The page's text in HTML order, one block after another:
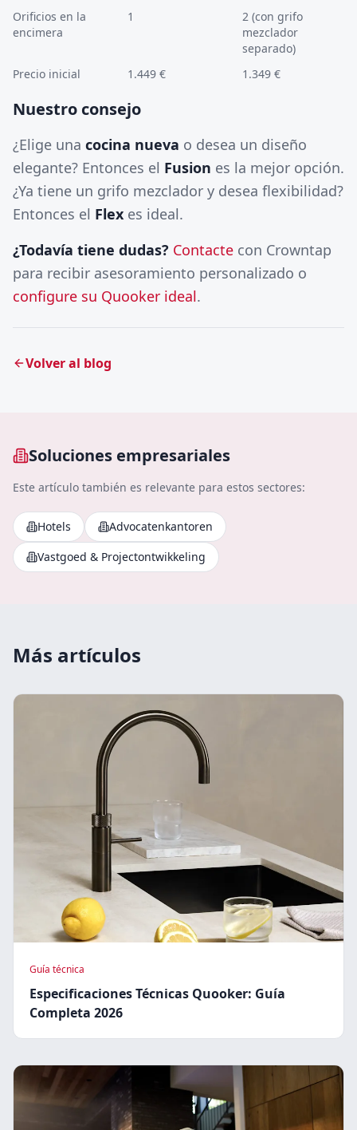
Orificios en la
encimera
1
2 (con grifo
mezclador
separado)
Precio inicial
1.449 € 1.349 €
Nuestro consejo
¿Elige una cocina nueva o desea un diseño
elegante? Entonces el Fusion es la mejor opción.
¿Ya tiene un grifo mezclador y desea flexibilidad?
Entonces el Flex es ideal.
¿Todavía tiene dudas? Contacte con Crowntap
para recibir asesoramiento personalizado o
configure su Quooker ideal.
Volver al blog
Soluciones empresariales
Este artículo también es relevante para estos sectores:
Hotels
Advocatenkantoren
Vastgoed & Projectontwikkeling
Más artículos
Guía técnica
Especificaciones Técnicas Quooker: Guía
Completa 2026